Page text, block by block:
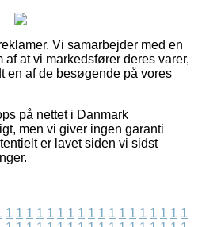
Vi samarbejder med en
at vi markedsfører deres varer,
en af de besøgende på vores
på nettet i Danmark
men vi giver ingen garanti
er lavet siden vi sidst
1 1 1 1 1 1 1 1 1 1 1 1 1 1 1 1 1 1